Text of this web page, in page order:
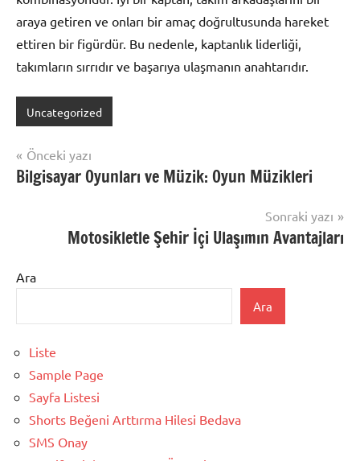
araya getiren ve onları bir amaç doğrultusunda hareket
ettiren bir figürdür. Bu nedenle, kaptanlık liderliği,
takımların sırrıdır ve başarıya ulaşmanın anahtarıdır.
Uncategorized
Yazı
gezinmesi
Önceki yazı
Bilgisayar Oyunları ve Müzik: Oyun Müzikleri
Sonraki yazı
Motosikletle Şehir İçi Ulaşımın Avantajları
Ara
Ara
Liste
Sample Page
Sayfa Listesi
Shorts Beğeni Arttırma Hilesi Bedava
SMS Onay